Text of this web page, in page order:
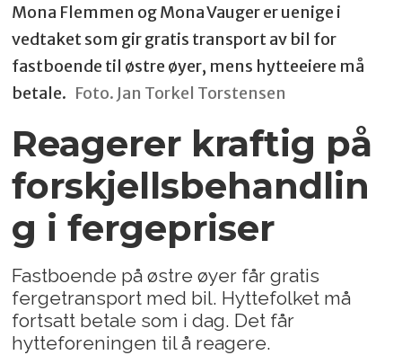
Mona Flemmen og Mona Vauger er uenige i
vedtaket som gir gratis transport av bil for
fastboende til østre øyer, mens hytteeiere må
betale. Foto. Jan Torkel Torstensen
Reagerer kraftig på
forskjellsbehandlin
g i fergepriser
Fastboende på østre øyer får gratis
fergetransport med bil. Hyttefolket må
fortsatt betale som i dag. Det får
hytteforeningen til å reagere.